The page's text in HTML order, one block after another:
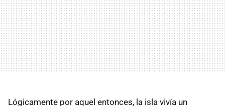
Lógicamente por aquel entonces, la isla vivía un